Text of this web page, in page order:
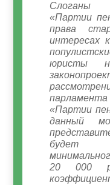
Слоганы
«Партии
права
интересах
юристы
«Партии
данный
будет
20 000